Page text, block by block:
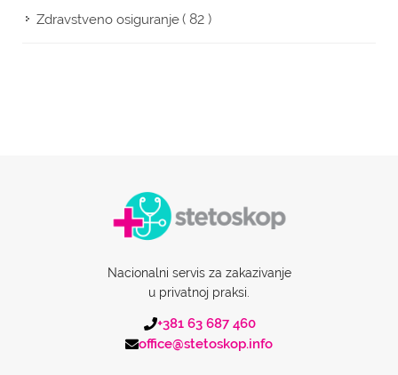
Zdravstveno osiguranje( 82 )
Nacionalni servis za zakazivanje
u privatnoj praksi.
+381 63 687 460
office@stetoskop.info